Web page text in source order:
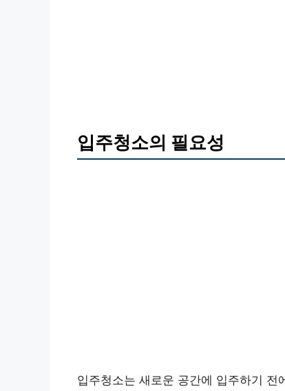
입주청소의 필요성
입주청소는 새로운 공간에 입주하기 전